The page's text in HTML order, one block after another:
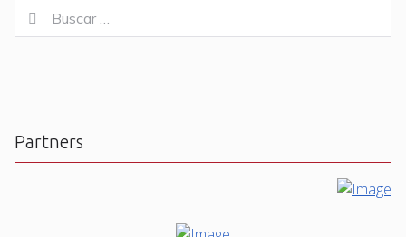
for:
Buscar
Partners